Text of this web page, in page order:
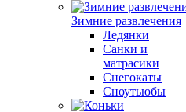
Зимние развлечения
Ледянки
Санки и
матрасики
Снегокаты
Сноутьюбы